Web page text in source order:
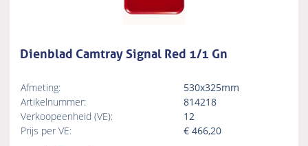
Dienblad Camtray Signal Red 1/1 Gn
Afmeting:
530x325mm
Artikelnummer:
814218
Verkoopeenheid (VE):
12
Prijs per VE:
€466,20